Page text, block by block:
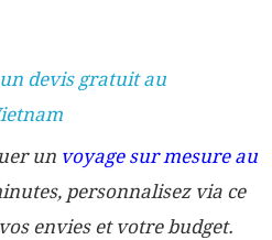
un voyage sur mesure au
personnalisez via ce
envies et votre budget.